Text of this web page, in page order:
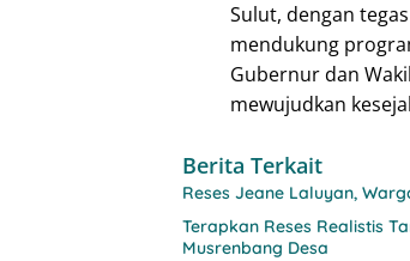
Sulut, dengan
mendukung
Gubernur dan
mewujudkan
Berita Terkait
Reses Jeane Laluyan,
Terapkan Reses Realistis
Musrenbang Desa